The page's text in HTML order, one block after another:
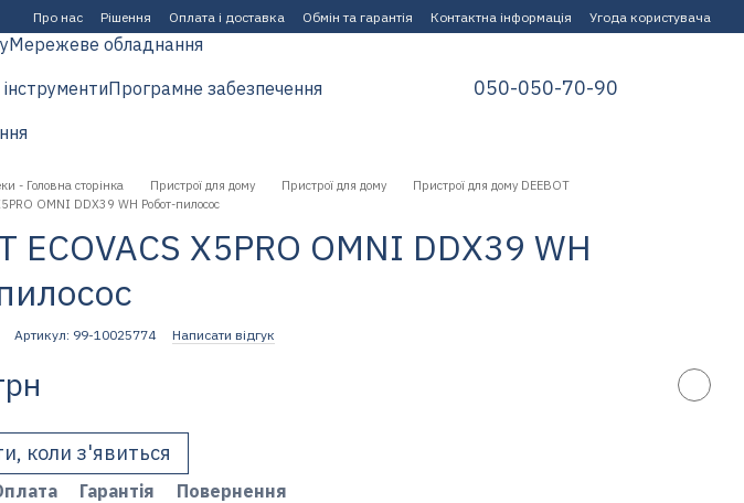
Про нас Рішення Оплата і доставка Обмін та гарантія Контактна інформація Угода користувача
Мережеве обладнання
Програмне забезпечення
050-050-70-90
- Головна сторінка Пристрої для дому Пристрої для дому
Пристрої для дому DEEBOT
OMNI DDX39 WH Робот-пилосос
ECOVACS X5PRO OMNI DDX39 WH
Артикул: 99-10025774 Написати відгук
коли з'явиться
Гарантія
Повернення